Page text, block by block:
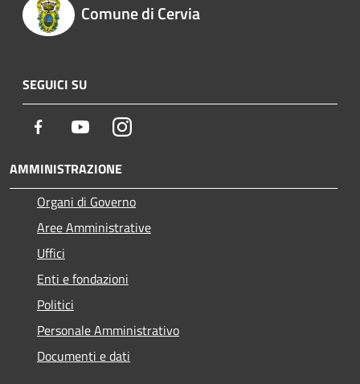
Comune di Cervia
SEGUICI SU
Facebook YoutubeInstagram
AMMINISTRAZIONE
Organi di Governo
Aree Amministrative
Uffici
Enti e fondazioni
Politici
Personale Amministrativo
Documenti e dati